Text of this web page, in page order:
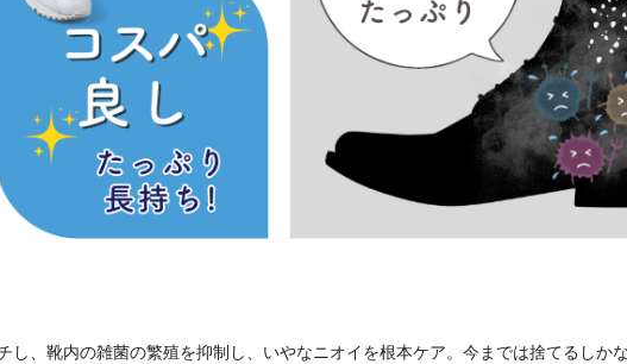
し、靴内の雑菌の繁殖を抑制し、いやなニオイを根本ケア。今までは捨てるしか